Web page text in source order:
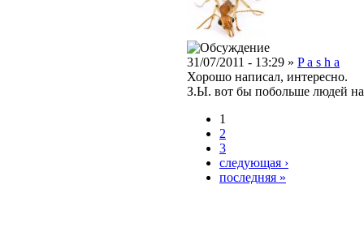
31/07/2011 - 13:29 » P a s h a
Хорошо написал, интересно.
З.Ы. вот бы побольше людей
1
2
3
следующая ›
последняя »